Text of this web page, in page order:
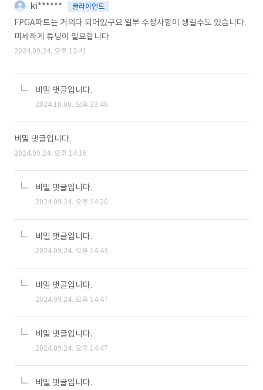
ki****** 클라이언트
FPGA파트는 거의다 되어있구요 일부 수정사항이 생길수도 있습니다.
미세하게 튜닝이 필요합니다
2024.09.24. 오후 12:41
비밀 댓글입니다.
2024.10.08. 오후 23:46
비밀 댓글입니다.
2024.09.24. 오후 14:16
비밀 댓글입니다.
2024.09.24. 오후 14:20
비밀 댓글입니다.
2024.09.24. 오후 14:43
비밀 댓글입니다.
2024.09.24. 오후 14:47
비밀 댓글입니다.
2024.09.24. 오후 14:47
비밀 댓글입니다.